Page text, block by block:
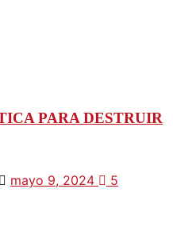
PARA DESTRUIR
mayo 9, 2024 5